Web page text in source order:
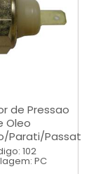
de Pressao
Oleo
Parati/Passat
102
PC